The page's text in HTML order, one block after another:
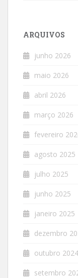
ARQUIVOS
junho 2026
maio 2026
abril 2026
março 2026
fevereiro
agosto 2025
julho 2025
junho 2025
janeiro 2025
dezembro
outubro 2024
setembro